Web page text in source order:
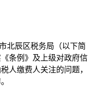
北辰区税务局（以下简
条例》及上级对政府信
人缴费人关注的问题，